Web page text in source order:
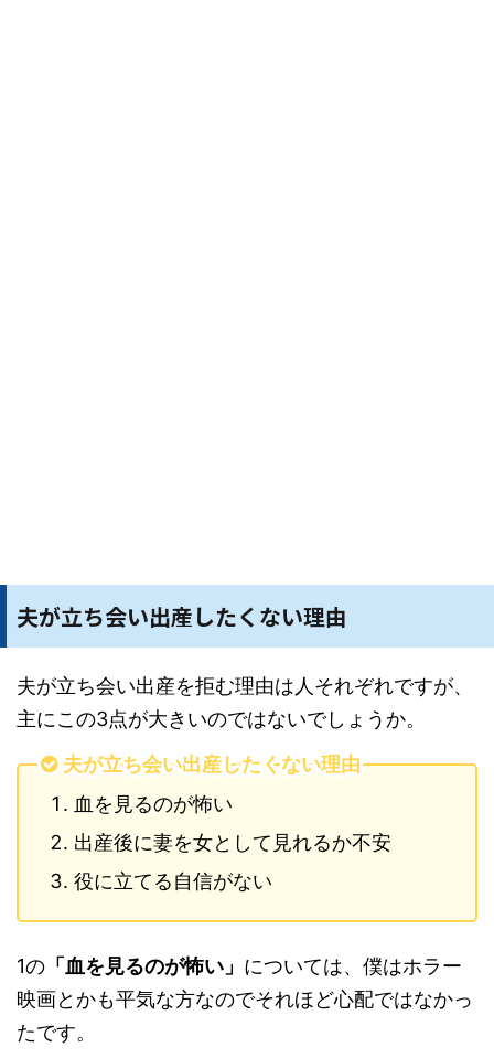
夫が立ち会い出産したくない理由
夫が立ち会い出産を拒む理由は人それぞれですが、
主にこの3点が大きいのではないでしょうか。
夫が立ち会い出産したくない理由
血を見るのが怖い
出産後に妻を女として見れるか不安
役に立てる自信がない
1の 「血を見るのが怖い」 については、僕はホラー
映画とかも平気な方なのでそれほど心配ではなかっ
たです。